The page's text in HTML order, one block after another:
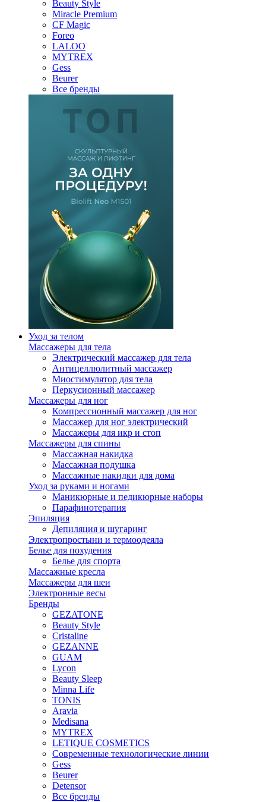
Beauty Style
Miracle Premium
CF Magic
Foreo
LALOO
MYTREX
Gess
Beurer
Все бренды
Уход за телом
Массажеры для тела
Электрический массажер для тела
Антицеллюлитный массажер
Миостимулятор для тела
Перкусионный массажер
Массажеры для ног
Компрессионный массажер для ног
Массажер для ног электрический
Массажеры для икр и стоп
Массажеры для спины
Массажная накидка
Массажная подушка
Массажные накидки для дома
Уход за руками и ногами
Маникюрные и педикюрные наборы
Парафинотерапия
Эпиляция
Депиляция и шугаринг
Электропростыни и термоодеяла
Белье для похудения
Белье для спорта
Массажные кресла
Массажеры для шеи
Электронные весы
Бренды
GEZATONE
Beauty Style
Cristaline
GEZANNE
GUAM
Lycon
Beauty Sleep
Minna Life
TONIS
Aravia
Medisana
MYTREX
LETIQUE COSMETICS
Современные технологические линии
Gess
Beurer
Detensor
Все бренды